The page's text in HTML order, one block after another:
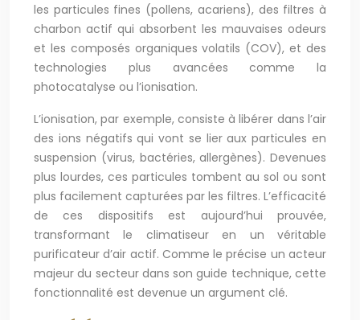
les particules fines (pollens, acariens), des filtres à
charbon actif qui absorbent les mauvaises odeurs
et les composés organiques volatils (COV), et des
technologies plus avancées comme la
photocatalyse ou l’ionisation.
L’ionisation, par exemple, consiste à libérer dans l’air
des ions négatifs qui vont se lier aux particules en
suspension (virus, bactéries, allergènes). Devenues
plus lourdes, ces particules tombent au sol ou sont
plus facilement capturées par les filtres. L’efficacité
de ces dispositifs est aujourd’hui prouvée,
transformant le climatiseur en un véritable
purificateur d’air actif. Comme le précise un acteur
majeur du secteur dans son guide technique, cette
fonctionnalité est devenue un argument clé.